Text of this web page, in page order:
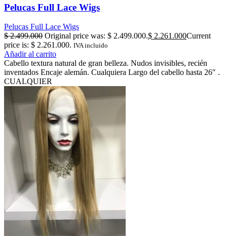
Pelucas Full Lace Wigs
Pelucas Full Lace Wigs
$2.499.000 Original price was: $ 2.499.000.$ 2.261.000Current
price is: $ 2.261.000. IVA incluido
Añadir al carrito
Cabello textura natural de gran belleza. Nudos invisibles, recién
inventados Encaje alemán. Cualquiera Largo del cabello hasta 26″ .
CUALQUIER